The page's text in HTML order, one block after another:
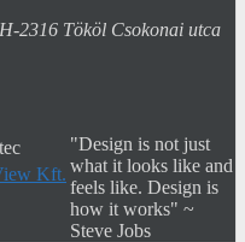
H-2316 Tököl Csokonai utca
Kft.
"Design is not just
what it looks like and
feels like. Design is
how it works" ~
Steve Jobs